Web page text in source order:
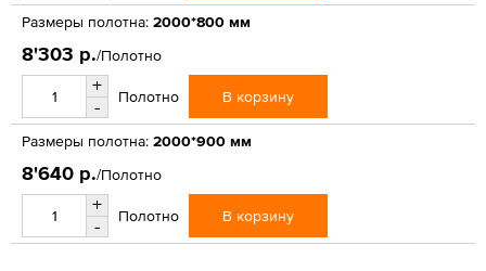
Размеры полотна: 2000*800 мм
8'303 р./Полотно
+
-
Полотно В корзину
Размеры полотна: 2000*900 мм
8'640 р./Полотно
+
-
Полотно В корзину